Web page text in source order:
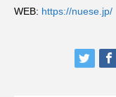
WEB: https://nuese.jp/